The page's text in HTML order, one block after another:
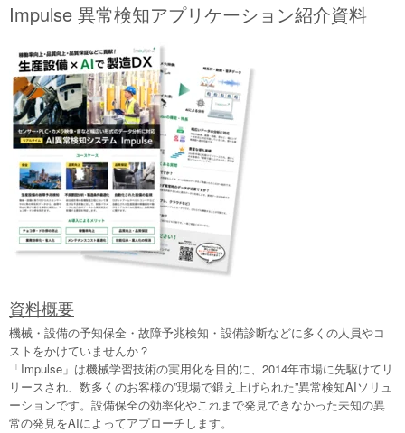
Impulse 異常検知アプリケーション紹介資料
資料概要
機械・設備の予知保全・故障予兆検知・設備診断などに多くの人員やコ
ストをかけていませんか？
「Impulse」は機械学習技術の実用化を目的に、2014年市場に先駆けてリ
リースされ、数多くのお客様の”現場で鍛え上げられた”異常検知AIソリュ
ーションです。設備保全の効率化やこれまで発見できなかった未知の異
常の発見をAIによってアプローチします。